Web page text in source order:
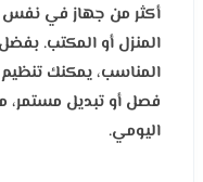
أكثر من جهاز في نفس
المنزل أو المكتب.
المناسب، يمكنك
فصل أو تبديل مستمر،
اليومي.